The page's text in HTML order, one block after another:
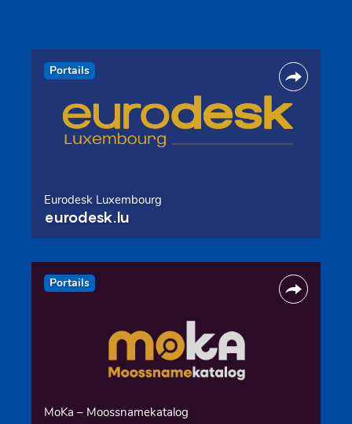
Portails
Eurodesk Luxembourg
eurodesk.lu
Portails
MoKa – Moossnamekatalog